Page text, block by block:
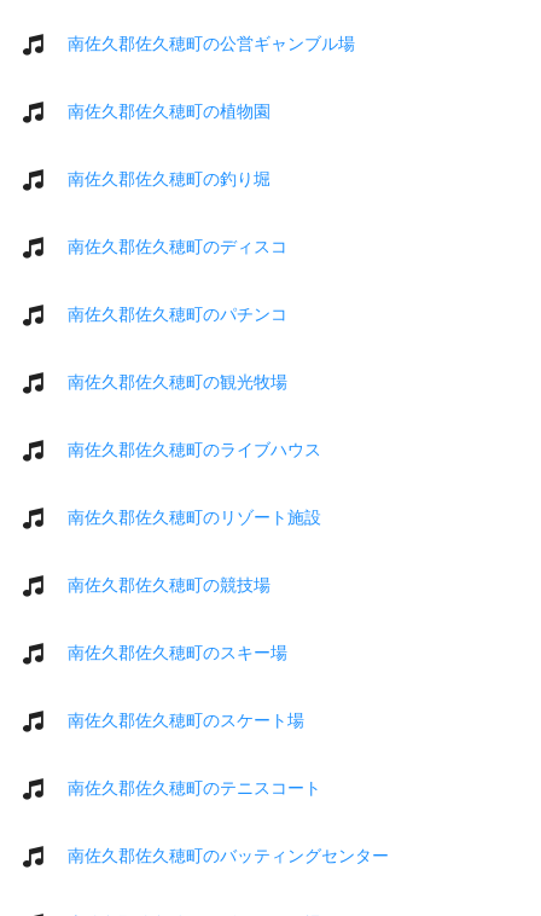
南佐久郡佐久穂町の公営ギャンブル場
南佐久郡佐久穂町の植物園
南佐久郡佐久穂町の釣り堀
南佐久郡佐久穂町のディスコ
南佐久郡佐久穂町のパチンコ
南佐久郡佐久穂町の観光牧場
南佐久郡佐久穂町のライブハウス
南佐久郡佐久穂町のリゾート施設
南佐久郡佐久穂町の競技場
南佐久郡佐久穂町のスキー場
南佐久郡佐久穂町のスケート場
南佐久郡佐久穂町のテニスコート
南佐久郡佐久穂町のバッティングセンター